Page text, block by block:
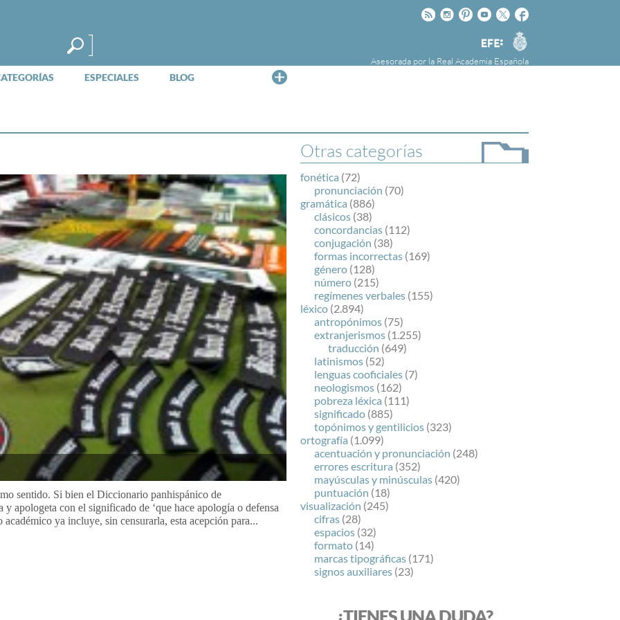
Facebook
Twitter
Youtube
Pinteres
Instagram
Rss
Agencia
EFE
Asesorada por la Real Academia Española
ESPECIALES BLOG
la Agencia Efe y la Real Academia Española,
cuyo objetivo es colaborar con el buen uso del
español en los medios de comunicación y en
Internet.
Otras categorías
fonética (72)
pronunciación (70)
gramática (886)
clásicos (38)
concordancias (112)
conjugación (38)
formas incorrectas (169)
género (128)
número (215)
regímenes verbales (155)
léxico (2.894)
antropónimos (75)
extranjerismos (1.255)
traducción (649)
latinismos (52)
lenguas cooficiales (7)
neologismos (162)
pobreza léxica (111)
significado (885)
topónimos y gentilicios (323)
ortografía (1.099)
acentuación y pronunciación (248)
errores escritura (352)
mayúsculas y minúsculas (420)
puntuación (18)
visualización (245)
cifras (28)
espacios (32)
formato (14)
marcas tipográficas (171)
signos auxiliares (23)
sentido. Si bien el Diccionario panhispánico de
apologeta con el significado de ‘que hace apología o defensa
ya incluye, sin censurarla, esta acepción para...
¿TIENES UNA DUDA?